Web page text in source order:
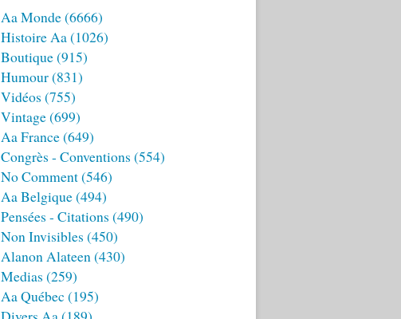
Aa Monde(6666)
Histoire Aa(1026)
Boutique(915)
Humour(831)
Vidéos (755)
Vintage(699)
Aa France(649)
Congrès - Conventions (554)
No Comment(546)
Aa Belgique(494)
Pensées - Citations (490)
Non Invisibles (450)
Alanon Alateen(430)
Medias (259)
Aa Québec (195)